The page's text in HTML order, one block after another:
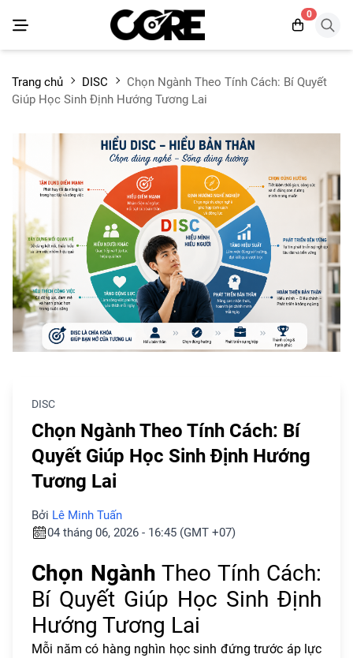
0
Trang chủ DISC
Chọn Ngành Theo Tính Cách: Bí Quyết
Giúp Học Sinh Định Hướng Tương Lai
DISC
Chọn Ngành Theo Tính Cách: Bí
Quyết Giúp Học Sinh Định Hướng
Tương Lai
Bởi Lê Minh Tuấn
04 tháng 06, 2026 - 16:45 (GMT +07)
Chọn Ngành Theo Tính Cách:
Bí Quyết Giúp Học Sinh Định
Hướng Tương Lai
Mỗi năm có hàng nghìn học sinh đứng trước áp lực